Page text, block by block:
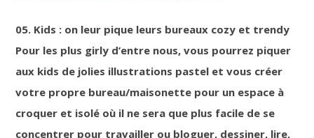
05. Kids : on leur pique leurs bureaux cozy et trendy
Pour les plus girly d’entre nous, vous pourrez piquer
aux kids de jolies illustrations pastel et vous créer
votre propre bureau/maisonette pour un espace à
croquer et isolé où il ne sera que plus facile de se
concentrer pour travailler ou bloguer, dessiner, lire,